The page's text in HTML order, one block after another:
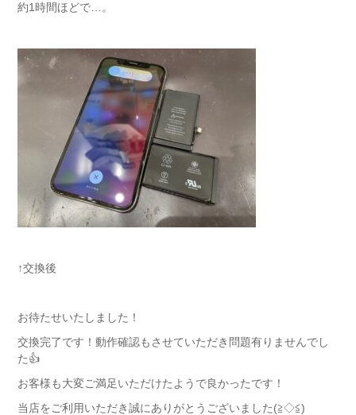
約1時間ほどで…。
↑交換後
お待たせいたしました！
交換完了です！動作確認もさせていただき問題有りませんでし
た👍
お客様も大変ご満足いただけたようで良かったです！
当店をご利用いただき誠にありがとうございました(≧◇≦)